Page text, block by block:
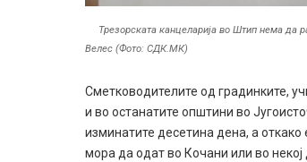
Трезорската канцеларија во Штип нема да
Велес (Фото: СДК.МК)
Сметководителите од градинките,
и во останатите општини во
изминатите десетина дена, а
мора да одат во Кочани или во некој